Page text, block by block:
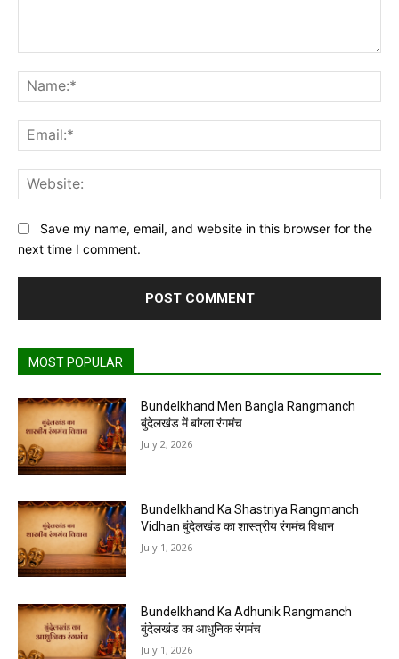
Save my name, email, and website in this browser for the
next time I comment.
MOST POPULAR
Bundelkhand Men Bangla Rangmanch
बुंदेलखंड में बांग्ला रंगमंच
July 2, 2026
Bundelkhand Ka Shastriya Rangmanch
Vidhan बुंदेलखंड का शास्त्रीय रंगमंच विधान
July 1, 2026
Bundelkhand Ka Adhunik Rangmanch
बुंदेलखंड का आधुनिक रंगमंच
July 1, 2026